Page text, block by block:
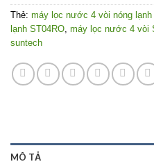
Thẻ: máy lọc nước 4 vòi nóng lạnh
lạnh ST04RO, máy lọc nước 4 vòi
suntech
MÔ TẢ